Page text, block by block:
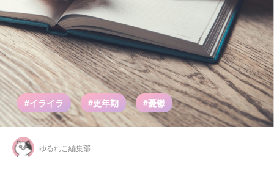
#イライラ #更年期 #憂鬱
ゆるれこ編集部